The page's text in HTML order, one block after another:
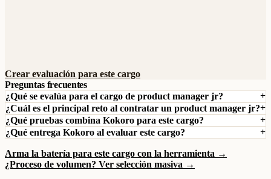
Crear evaluación para este cargo
Preguntas frecuentes
¿Qué se evalúa para el cargo de product manager jr?
¿Cuál es el principal reto al contratar un product manager jr?
¿Qué pruebas combina Kokoro para este cargo?
¿Qué entrega Kokoro al evaluar este cargo?
Arma la batería para este cargo con la herramienta →
¿Proceso de volumen? Ver selección masiva →